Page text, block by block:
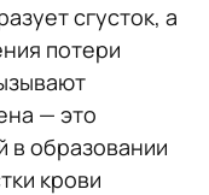
сгусток, а
потери
— это
в образовании
крови